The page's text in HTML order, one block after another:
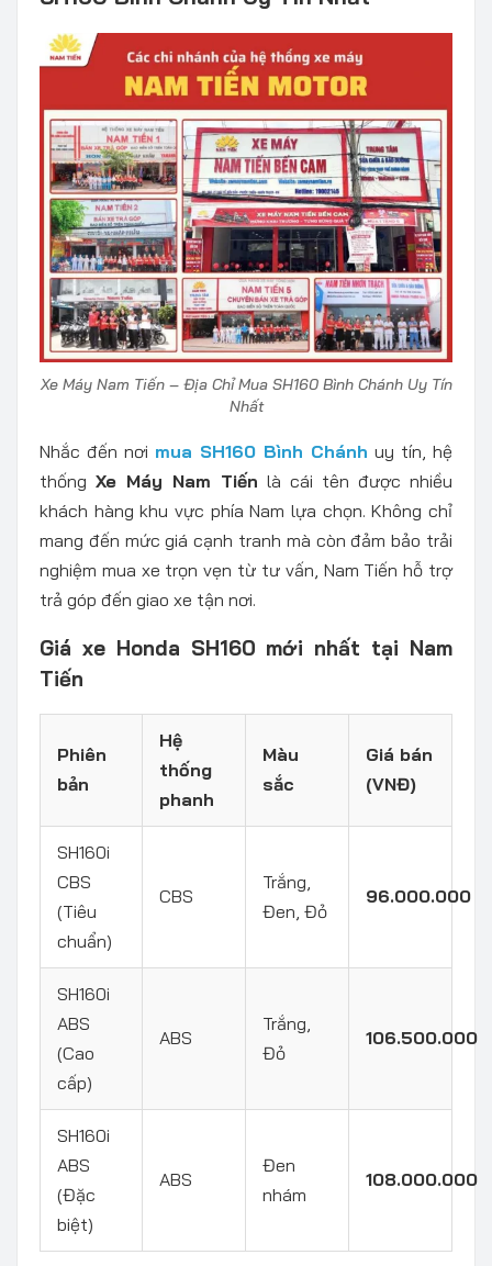
Xe Máy Nam Tiến – Địa Chỉ Mua SH160 Bình Chánh Uy Tín
Nhất
Nhắc đến nơi mua SH160 Bình Chánh uy tín, hệ
thống Xe Máy Nam Tiến là cái tên được nhiều
khách hàng khu vực phía Nam lựa chọn. Không chỉ
mang đến mức giá cạnh tranh mà còn đảm bảo trải
nghiệm mua xe trọn vẹn từ tư vấn, Nam Tiến hỗ trợ
trả góp đến giao xe tận nơi.
Giá xe Honda SH160 mới nhất tại Nam
Tiến
Phiên
bản
Hệ
thống
phanh
Màu
sắc
Giá bán
(VNĐ)
SH160i
CBS
(Tiêu
chuẩn)
CBS
Trắng,
Đen, Đỏ
96.000.000
SH160i
ABS
(Cao
cấp)
ABS
Trắng,
Đỏ
106.500.000
SH160i
ABS
(Đặc
biệt)
ABS
Đen
nhám
108.000.000